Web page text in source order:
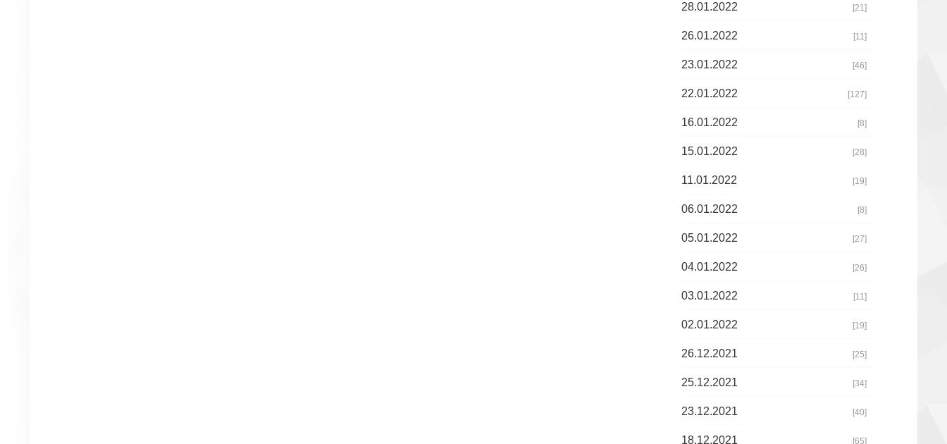
28.01.2022 [21]
26.01.2022 [11]
23.01.2022 [46]
22.01.2022 [127]
16.01.2022 [8]
15.01.2022 [28]
11.01.2022 [19]
06.01.2022 [8]
05.01.2022 [27]
04.01.2022 [26]
03.01.2022 [11]
02.01.2022 [19]
26.12.2021 [25]
25.12.2021 [34]
23.12.2021 [40]
18.12.2021 [65]